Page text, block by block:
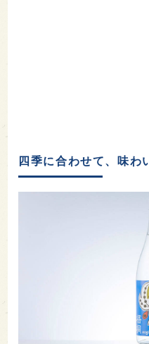
四季に合わせて、味わ